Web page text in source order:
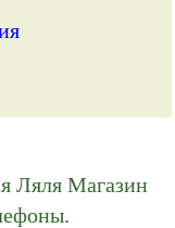
Ляля Магазин